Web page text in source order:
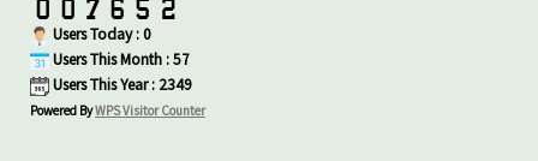
Users Today : 0
Users This Month : 57
Users This Year : 2349
Powered ByWPS Visitor Counter